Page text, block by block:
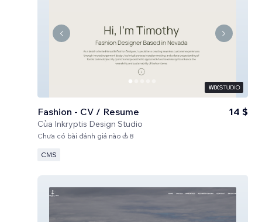
Fashion - CV / Resume
Của Inkryptis Design Studio
14 $
Chưa có bài đánh giá nào 8
CMS